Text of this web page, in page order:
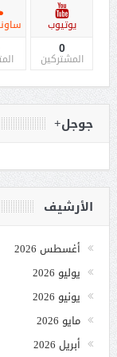
يوتيوب
0
المشتركين
جوجل+
الأرشيف
أغسطس 2026
يوليو 2026
يونيو 2026
مايو 2026
أبريل 2026